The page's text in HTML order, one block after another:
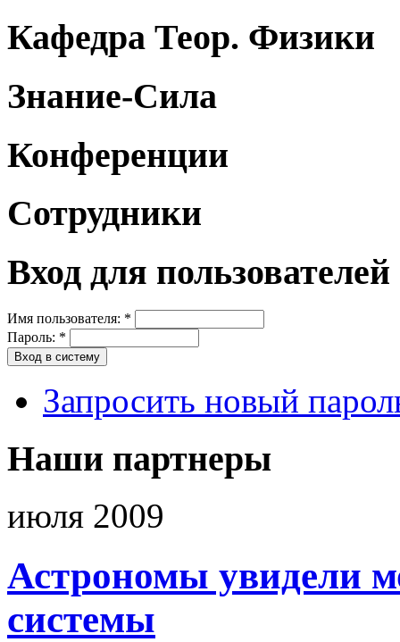
Кафедра Теор. Физики
Знание-Сила
Конференции
Сотрудники
Вход для пользователей
Имя пользователя: *
Пароль: *
Запросить новый
Наши партнеры
июля 2009
Астрономы увидели
системы